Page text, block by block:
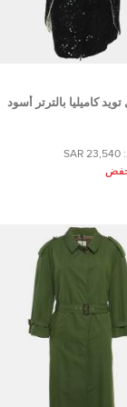
كاميليا بالترتر أسود
23,540 SAR